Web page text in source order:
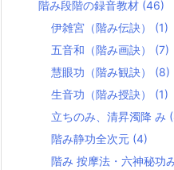
階み段階の録音教材 (46)
伊雑宮（階み伝訣） (1)
五音和（階み画訣） (7)
慧眼功（階み観訣） (8)
生音功（階み授訣） (1)
立ちのみ、清昇濁降 み
階み静功全次元 (4)
階み 按摩法・六神秘功